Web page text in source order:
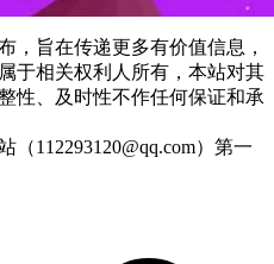
，旨在传递更多有价值信息，
于相关权利人所有，本站对其
性、及时性不作任何保证和承
112293120@qq.com）第一